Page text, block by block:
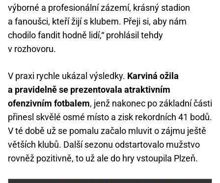
výborné a profesionální zázemí, krásný stadion
a fanoušci, kteří žijí s klubem. Přeji si, aby nám
chodilo fandit hodně lidí,“ prohlásil tehdy
v rozhovoru.
V praxi rychle ukázal výsledky. Karviná ožila
a pravidelně se prezentovala atraktivním
ofenzivním fotbalem, jenž nakonec po základní části
přinesl skvělé osmé místo a zisk rekordních 41 bodů.
V té době už se pomalu začalo mluvit o zájmu ještě
větších klubů. Další sezonu odstartovalo mužstvo
rovněž pozitivně, to už ale do hry vstoupila Plzeň.